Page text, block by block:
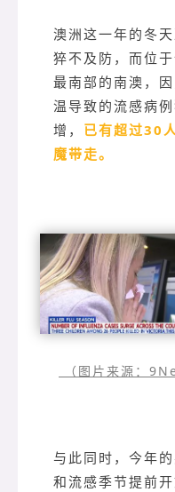
澳洲这一年的冬天
猝不及防，而位
最南部的南澳，
温导致的流感病例
增， 已有超过30
魔带走。
（图片来源：
与此同时，今年的
和流感季节提前